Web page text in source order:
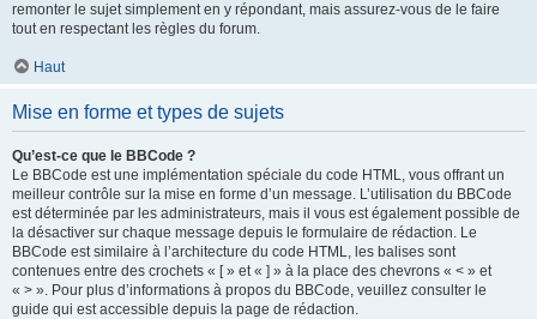
remonter le sujet simplement en y répondant, mais assurez-vous de le faire
tout en respectant les règles du forum.
Haut
Mise en forme et types de sujets
Qu’est-ce que le BBCode ?
Le BBCode est une implémentation spéciale du code HTML, vous offrant un
meilleur contrôle sur la mise en forme d’un message. L’utilisation du BBCode
est déterminée par les administrateurs, mais il vous est également possible de
la désactiver sur chaque message depuis le formulaire de rédaction. Le
BBCode est similaire à l’architecture du code HTML, les balises sont
contenues entre des crochets « [ » et « ] » à la place des chevrons « < » et
« > ». Pour plus d’informations à propos du BBCode, veuillez consulter le
guide qui est accessible depuis la page de rédaction.